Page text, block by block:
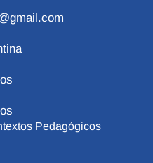
Pedagógicos